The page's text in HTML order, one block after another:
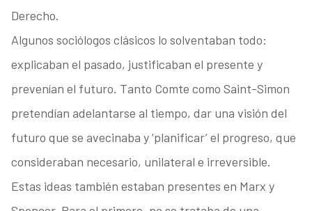
Derecho.
Algunos sociólogos clásicos lo solventaban todo:
explicaban el pasado, justificaban el presente y
prevenían el futuro. Tanto Comte como Saint-Simon
pretendían adelantarse al tiempo, dar una visión del
futuro que se avecinaba y ‘planificar’ el progreso, que
consideraban necesario, unilateral e irreversible.
Estas ideas también estaban presentes en Marx y